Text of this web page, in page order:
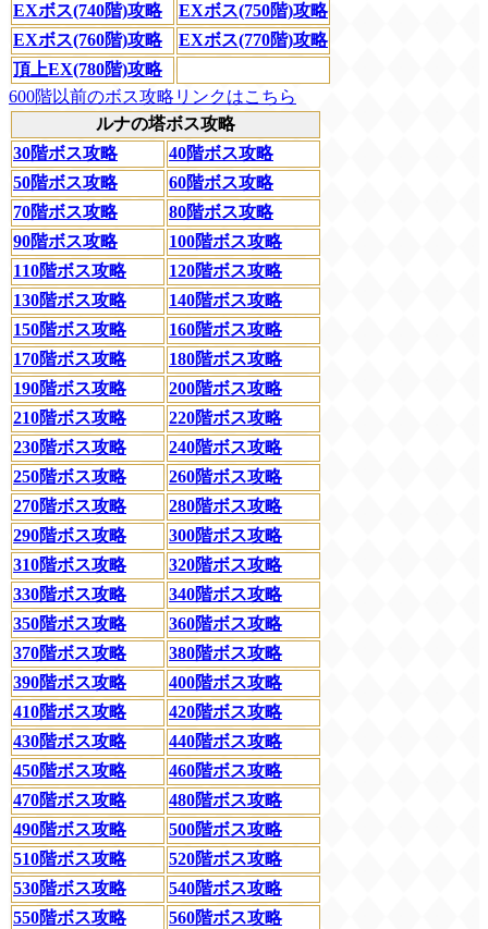
EXボス(740階)攻略
EXボス(750階)攻略
EXボス(760階)攻略
EXボス(770階)攻略
頂上EX(780階)攻略
600階以前のボス攻略リンクはこちら
ルナの塔ボス攻略
30階ボス攻略
40階ボス攻略
50階ボス攻略
60階ボス攻略
70階ボス攻略
80階ボス攻略
90階ボス攻略
100階ボス攻略
110階ボス攻略
120階ボス攻略
130階ボス攻略
140階ボス攻略
150階ボス攻略
160階ボス攻略
170階ボス攻略
180階ボス攻略
190階ボス攻略
200階ボス攻略
210階ボス攻略
220階ボス攻略
230階ボス攻略
240階ボス攻略
250階ボス攻略
260階ボス攻略
270階ボス攻略
280階ボス攻略
290階ボス攻略
300階ボス攻略
310階ボス攻略
320階ボス攻略
330階ボス攻略
340階ボス攻略
350階ボス攻略
360階ボス攻略
370階ボス攻略
380階ボス攻略
390階ボス攻略
400階ボス攻略
410階ボス攻略
420階ボス攻略
430階ボス攻略
440階ボス攻略
450階ボス攻略
460階ボス攻略
470階ボス攻略
480階ボス攻略
490階ボス攻略
500階ボス攻略
510階ボス攻略
520階ボス攻略
530階ボス攻略
540階ボス攻略
550階ボス攻略
560階ボス攻略